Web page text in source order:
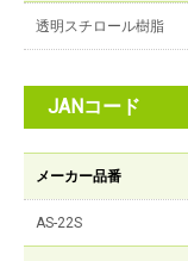
透明スチロール樹脂
JANコード
メーカー品番
AS-22S